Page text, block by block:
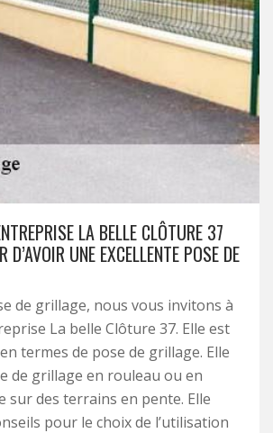
LA BELLE CLÔTURE 37
D’AVOIR UNE EXCELLENTE POSE DE
de grillage, nous vous invitons à
La belle Clôture 37. Elle est
termes de pose de grillage. Elle
de grillage en rouleau ou en
sur des terrains en pente. Elle
pour le choix de l’utilisation